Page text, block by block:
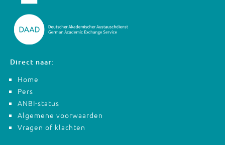
Direct naar:
Home
Pers
ANBI-status
Algemene voorwaarden
Vragen of klachten